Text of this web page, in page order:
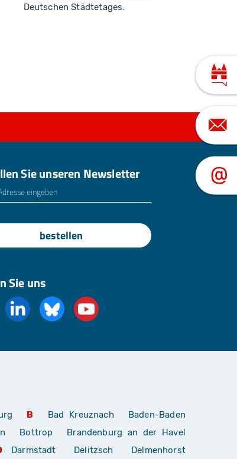
Deutschen Städtetages.
Sie unseren Newsletter
bestellen
Sie uns
B Bad Kreuznach
Baden-Baden
Bottrop
Brandenburg an der Havel
Darmstadt Delitzsch
Delmenhorst